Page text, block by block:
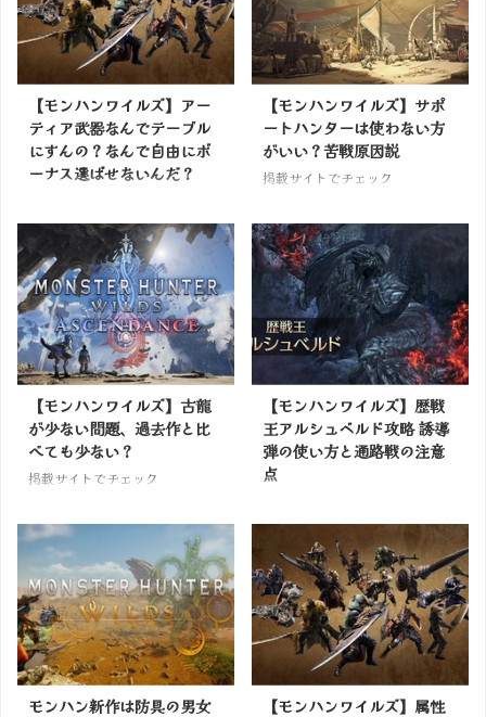
【モンハンワイルズ】アー
ティア武器なんでテーブル
にすんの？なんで自由にボ
ーナス選ばせないんだ？
【モンハンワイルズ】サポ
ートハンターは使わない方
がいい？苦戦原因説
掲載サイトでチェック
【モンハンワイルズ】古龍
が少ない問題、過去作と比
べても少ない？
掲載サイトでチェック
【モンハンワイルズ】歴戦
王アルシュベルド攻略 誘導
弾の使い方と通路戦の注意
点
モンハン新作は防具の男女
【モンハンワイルズ】属性